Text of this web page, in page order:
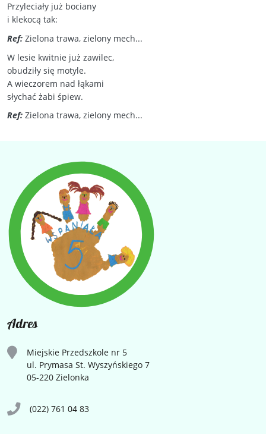
Przyleciały już bociany
i klekocą tak:
Ref: Zielona trawa, zielony mech...
W lesie kwitnie już zawilec,
obudziły się motyle.
A wieczorem nad łąkami
słychać żabi śpiew.
Ref: Zielona trawa, zielony mech...
Adres
Miejskie Przedszkole nr 5
ul. Prymasa St. Wyszyńskiego 7
05-220 Zielonka
(022) 761 04 83